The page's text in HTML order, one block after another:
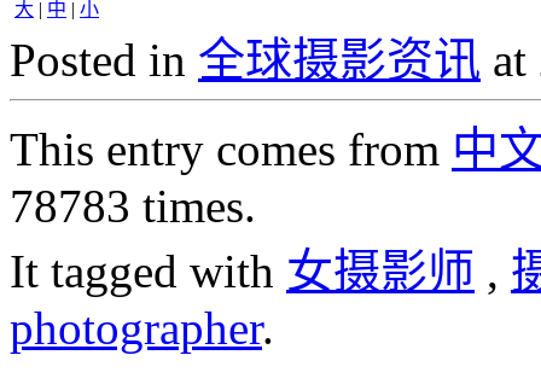
大 | 中 | 小
Posted in 全球摄影资讯 at
This entry comes from 中
78783 times.
It tagged with 女摄影师 ,
photographer.